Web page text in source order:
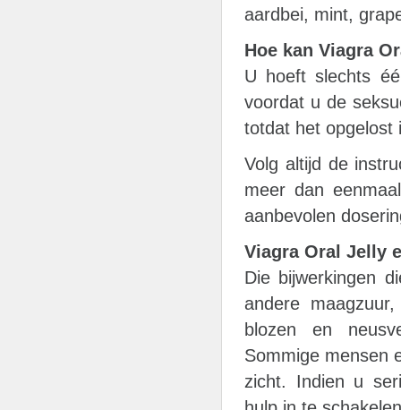
aardbei, mint,
Hoe kan Viagra
U hoeft slechts
voordat u de
totdat het opgelost
Volg altijd de
meer dan
aanbevolen
Viagra Oral Jelly
Die bijwerkingen
andere
blozen en
Sommige mensen
zicht. Indien u